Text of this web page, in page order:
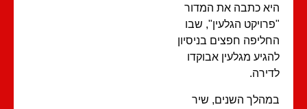
כתבה את המדור
הגלעין", שבו
חפצים בניסיון
מגלעין אבוקדו
השנים, שיר